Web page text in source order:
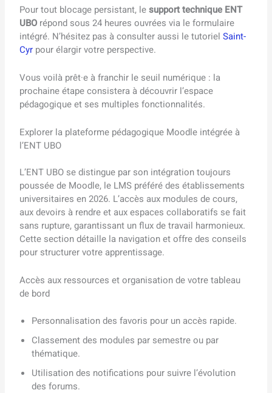
Pour tout blocage persistant, lesupport technique ENT
UBO répond sous 24 heures ouvrées via le formulaire
intégré. N’hésitez pas à consulter aussi le tutorielSaint-
Cyr pour élargir votre perspective.
Vous voilà prêt·e à franchir le seuil numérique : la
prochaine étape consistera à découvrir l’espace
pédagogique et ses multiples fonctionnalités.
Explorer la plateforme pédagogique Moodle intégrée à
l’ENT UBO
L’ENT UBO se distingue par son intégration toujours
poussée de Moodle, le LMS préféré des établissements
universitaires en 2026. L’accès aux modules de cours,
aux devoirs à rendre et aux espaces collaboratifs se fait
sans rupture, garantissant un flux de travail harmonieux.
Cette section détaille la navigation et offre des conseils
pour structurer votre apprentissage.
Accès aux ressources et organisation de votre tableau
de bord
Personnalisation des favoris pour un accès rapide.
Classement des modules par semestre ou par
thématique.
Utilisation des notifications pour suivre l’évolution
des forums.